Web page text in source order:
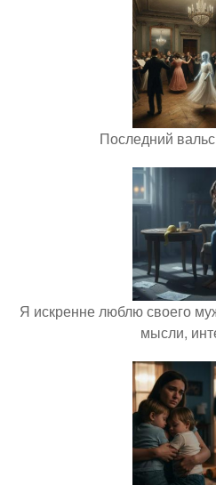
Последний
Я искренне люблю своего
мысли,